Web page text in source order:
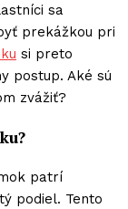
sa
prekážkou pri
si preto
postup. Aké sú
zvážiť?
patrí
podiel. Tento